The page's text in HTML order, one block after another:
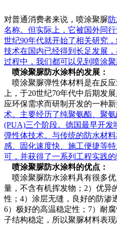
对普通消费者来说，喷涂聚脲
名称。但实际上，它被国外同
世纪90年代就开始了相关研究
技术在国内已经得到长足发展
过程中，我们都可以见到喷涂聚
喷涂聚脲防水涂料的发展：
喷涂聚脲弹性体材料是在反
上，于20世纪70年代中后期发
应环保需求而研制开发的一种
术。主要经历了纯聚氨酯 、聚
(PUA)三个阶段。德国最早开
弹性体技术。与传统的防水材
感、固化速度快、施工便捷等
可，并获得了一系列工程实践的
喷涂聚脲防水涂料的优点：
喷涂聚脲防水涂料具有很多
量，不含有机挥发物；2）优异
性；4）涂层无缝，良好的防渗
6）极好的高温稳定性；7）耐
子结构稳定，所以聚脲材料表